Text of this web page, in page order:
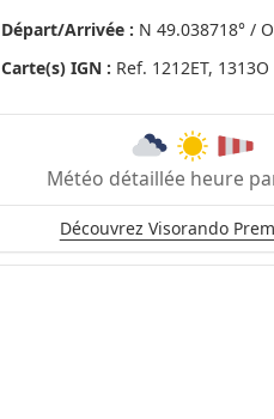
Départ/Arrivée : N 49.038718° /
Carte(s) IGN : Ref. 1212ET, 1313O
Météo détaillée heure
Découvrez Visorando